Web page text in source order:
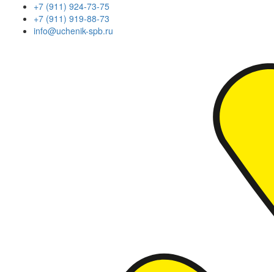
+7 (911) 924-73-75
+7 (911) 919-88-73
info@uchenik-spb.ru